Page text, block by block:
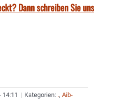
Dann schreiben Sie uns
14:11 | Kategorien: ., Aib-